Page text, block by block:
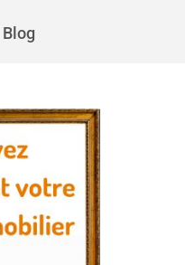
Blog